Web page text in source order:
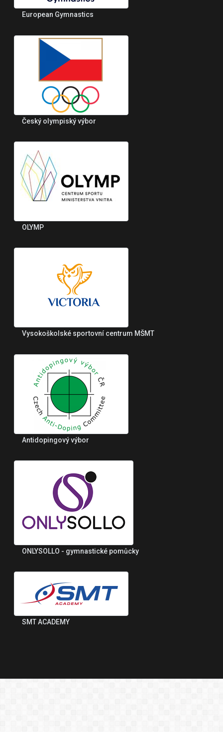
European Gymnastics
Český olympiský výbor
OLYMP
Vysokoškolské sportovní centrum MŠMT
Antidopingový výbor
ONLYSOLLO - gymnastické pomůcky
SMT ACADEMY